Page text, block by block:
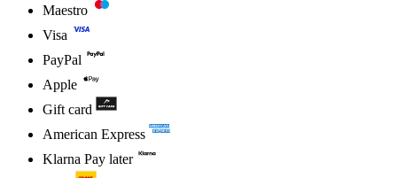
Maestro
Visa
PayPal
Apple
Gift card
American Express
Klarna Pay later